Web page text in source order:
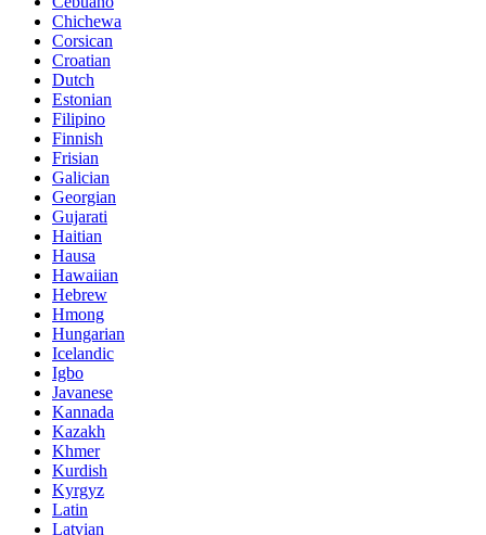
Chichewa
Corsican
Croatian
Dutch
Estonian
Filipino
Finnish
Frisian
Galician
Georgian
Gujarati
Haitian
Hausa
Hawaiian
Hebrew
Hmong
Hungarian
Icelandic
Igbo
Javanese
Kannada
Kazakh
Khmer
Kurdish
Kyrgyz
Latin
Latvian